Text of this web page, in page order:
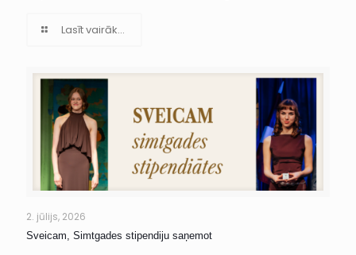
Lasīt vairāk...
2. jūlijs, 2026
Sveicam, Simtgades stipendiju saņemot